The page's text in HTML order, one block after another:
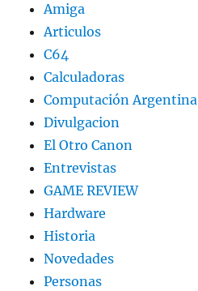
Amiga
Articulos
C64
Calculadoras
Computación Argentina
Divulgacion
El Otro Canon
Entrevistas
GAME REVIEW
Hardware
Historia
Novedades
Personas